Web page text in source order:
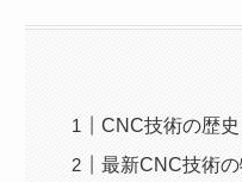
CNC技術の歴
最新CNC技術